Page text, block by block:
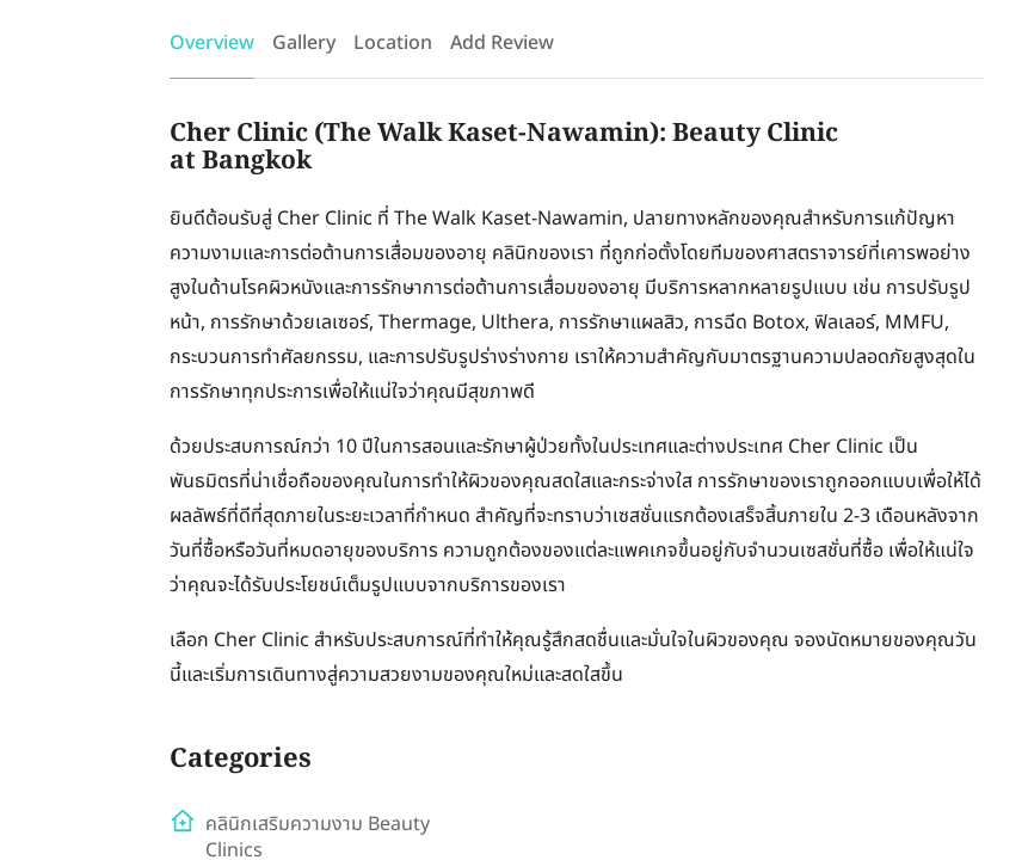
Overview Gallery Location Add Review
Cher Clinic (The Walk Kaset-Nawamin): Beauty Clinic
at Bangkok
ยินดีต้อนรับสู่ Cher Clinic ที่ The Walk Kaset-Nawamin, ปลายทางหลักของคุณสำหรับการแก้ปัญหา
ความงามและการต่อต้านการเสื่อมของอายุ คลินิกของเรา ที่ถูกก่อตั้งโดยทีมของศาสตราจารย์ที่เคารพอย่าง
สูงในด้านโรคผิวหนังและการรักษาการต่อต้านการเสื่อมของอายุ มีบริการหลากหลายรูปแบบ เช่น การปรับรูป
หน้า, การรักษาด้วยเลเซอร์, Thermage, Ulthera, การรักษาแผลสิว, การฉีด Botox, ฟิลเลอร์, MMFU,
กระบวนการทำศัลยกรรม, และการปรับรูปร่างร่างกาย เราให้ความสำคัญกับมาตรฐานความปลอดภัยสูงสุดใน
การรักษาทุกประการเพื่อให้แน่ใจว่าคุณมีสุขภาพดี
ด้วยประสบการณ์กว่า 10 ปีในการสอนและรักษาผู้ป่วยทั้งในประเทศและต่างประเทศ Cher Clinic เป็น
พันธมิตรที่น่าเชื่อถือของคุณในการทำให้ผิวของคุณสดใสและกระจ่างใส การรักษาของเราถูกออกแบบเพื่อให้ได้
ผลลัพธ์ที่ดีที่สุดภายในระยะเวลาที่กำหนด สำคัญที่จะทราบว่าเซสชั่นแรกต้องเสร็จสิ้นภายใน 2-3 เดือนหลังจาก
วันที่ซื้อหรือวันที่หมดอายุของบริการ ความถูกต้องของแต่ละแพคเกจขึ้นอยู่กับจำนวนเซสชั่นที่ซื้อ เพื่อให้แน่ใจ
ว่าคุณจะได้รับประโยชน์เต็มรูปแบบจากบริการของเรา
เลือก Cher Clinic สำหรับประสบการณ์ที่ทำให้คุณรู้สึกสดชื่นและมั่นใจในผิวของคุณ จองนัดหมายของคุณวัน
นี้และเริ่มการเดินทางสู่ความสวยงามของคุณใหม่และสดใสขึ้น
Categories
คลินิกเสริมความงาม Beauty
Clinics